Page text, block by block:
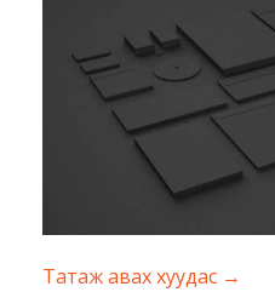
Татаж авах хуудас →